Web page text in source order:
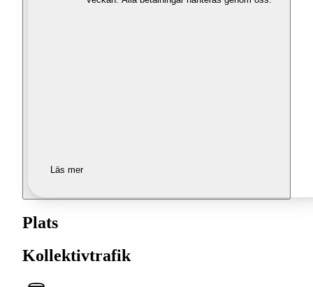
Läs mer
Plats
Kollektivtrafik